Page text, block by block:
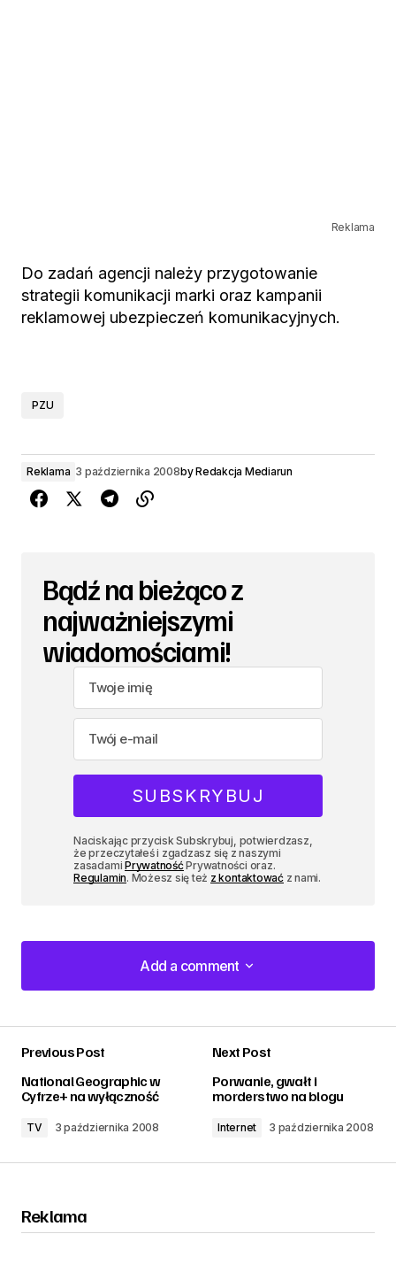
Reklama
Do zadań agencji należy przygotowanie
strategii komunikacji marki oraz kampanii
reklamowej ubezpieczeń komunikacyjnych.
PZU
Reklama 3 października 2008byRedakcja Mediarun
Bądź na bieżąco z
najważniejszymi
wiadomościami!
Naciskając przycisk Subskrybuj, potwierdzasz,
że przeczytałeś i zgadzasz się z naszymi
zasadamiPrywatnośćPrywatności oraz.
Regulamin. Możesz się też z kontaktowaćz nami.
Add a comment
Add a comment
Previous Post
National Geographic w
Cyfrze+ na wyłączność
TV 3 października 2008
Next Post
Porwanie, gwałt i
morderstwo na blogu
Internet 3 października 2008
Reklama